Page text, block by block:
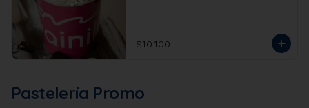
$10.100
Pastelería Promo